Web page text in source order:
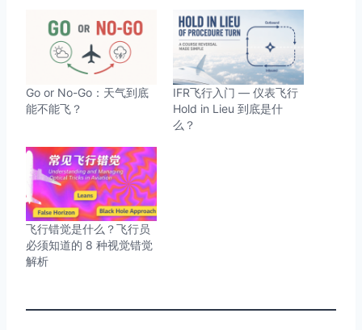
Go or No-Go：天气到底
能不能飞？
IFR飞行入门 — 仪表飞行
Hold in Lieu 到底是什
么？
飞行错觉是什么？飞行员
必须知道的 8 种视觉错觉
解析